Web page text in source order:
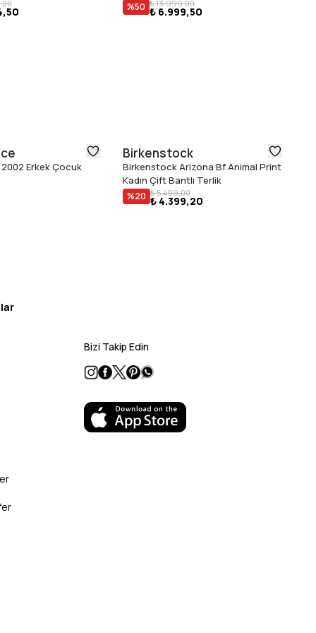
ofis ve özel davetler için uygundur
%50 ₺ 13.999,00
₺ 6.999,50
Erkek Çocuk
Birkenstock
Birkenstock Arizona Bf Animal Print
Kadın Çift Bantlı Terlik
%20 ₺ 5.499,00
₺ 4.399,20
Bizi Takip Edin